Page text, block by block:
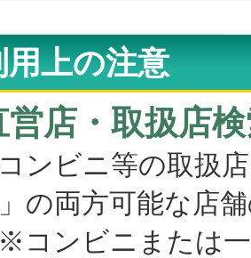
用上の注意
営店・取扱店
ンビニ等の取扱
の両方可能な店
ビニまたは一